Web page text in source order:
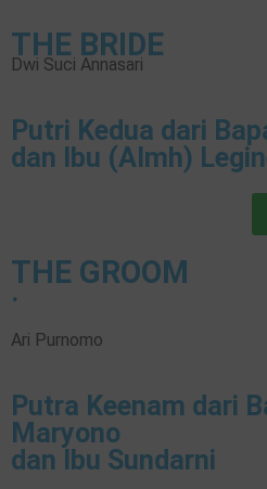
THE BRIDE
Dwi Suci Annasari
Putri Kedua dari
dan Ibu (Almh)
THE GROOM
.
Ari Purnomo
Putra Keenam dari
Maryono
dan Ibu Sundarni